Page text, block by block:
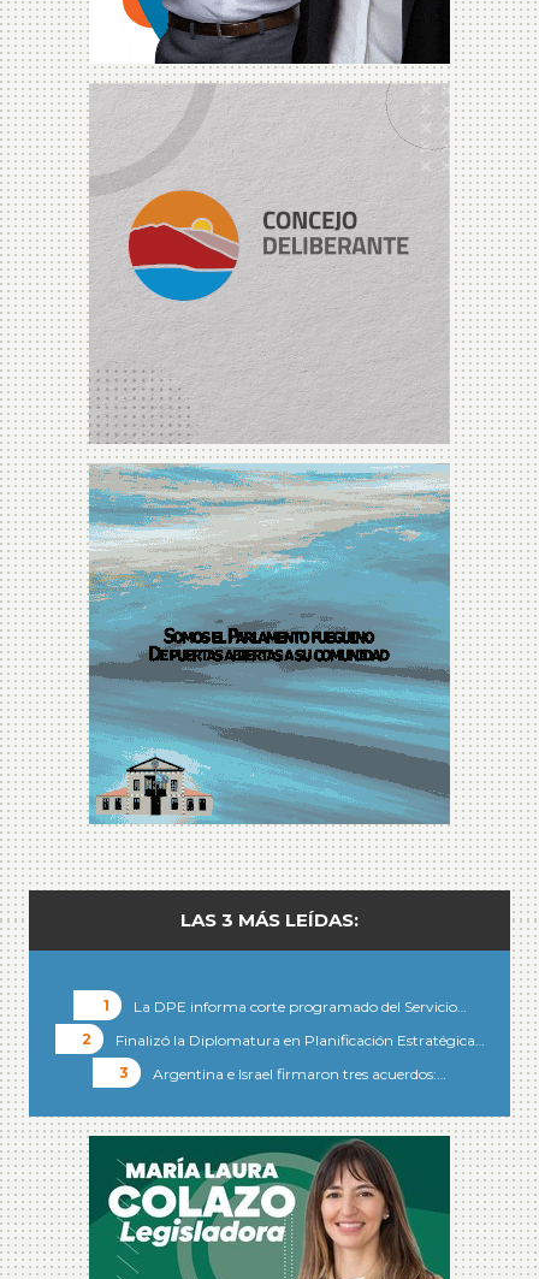
LAS 3 MÁS LEÍDAS:
La DPE informa corte programado del Servicio…
Finalizó la Diplomatura en Planificación Estratégica…
Argentina e Israel firmaron tres acuerdos:…